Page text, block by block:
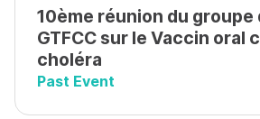
10ème réunion du groupe
GTFCC sur le Vaccin oral
choléra
Past Event